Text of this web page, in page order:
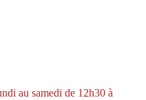
au samedi de 12h30 à